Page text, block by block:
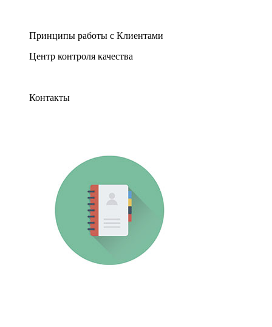
Принципы работы с Клиентами
Центр контроля качества
Контакты